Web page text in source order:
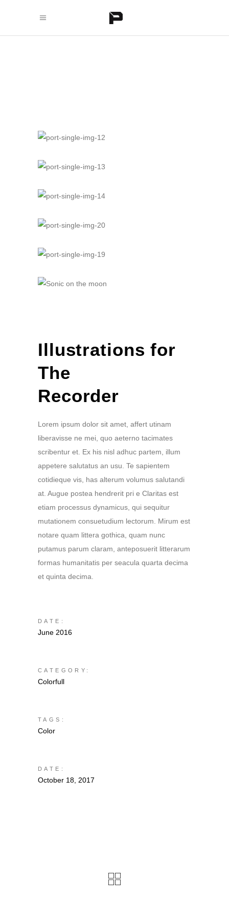
Illustrations for
The
Recorder
Lorem ipsum dolor sit amet, affert utinam
liberavisse ne mei, quo aeterno tacimates
scribentur et. Ex his nisl adhuc partem, illum
appetere salutatus an usu. Te sapientem
cotidieque vis, has alterum volumus salutandi
at. Augue postea hendrerit pri e Claritas est
etiam processus dynamicus, qui sequitur
mutationem consuetudium lectorum. Mirum est
notare quam littera gothica, quam nunc
putamus parum claram, anteposuerit litterarum
formas humanitatis per seacula quarta decima
et quinta decima.
DATE:
June 2016
CATEGORY:
Colorfull
TAGS:
Color
DATE:
October 18, 2017